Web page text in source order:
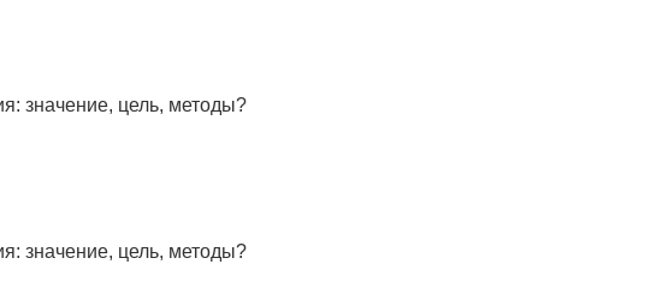
значение, цель, методы?
значение, цель, методы?